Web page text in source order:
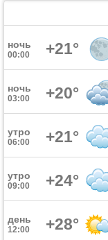
ночь
00:00 +21°
ночь
03:00 +20°
утро
06:00 +21°
утро
09:00 +24°
день
12:00 +28°